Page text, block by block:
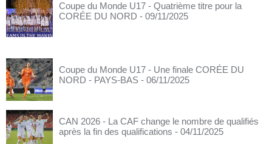
Coupe du Monde U17 - Quatrième titre pour la
CORÉE DU NORD - 09/11/2025
Coupe du Monde U17 - Une finale CORÉE DU
NORD - PAYS-BAS - 06/11/2025
CAN 2026 - La CAF change le nombre de qualifiés
après la fin des qualifications - 04/11/2025